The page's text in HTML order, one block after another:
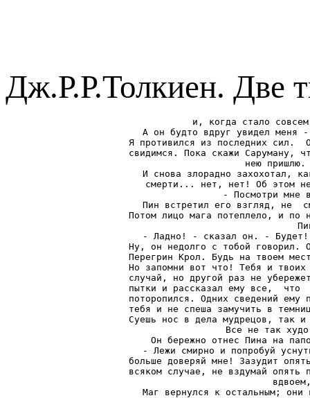
Дж.Р.Р.Толкиен. Две
и, когда стало
А он будто вдруг увидел меня
Я противился из последних сил.
свидимся. Пока скажи Саруману,
нею
И снова злорадно захохотал,
смерти... нет, нет! Об этом
- Посмотри мне
Пин встретил его взгляд, не
Потом лицо мага потеплело, и по
- Ладно! - сказал он. -
Ну, он недолго с тобой говорил.
Перегрин Крол. Будь на твоем
Но запомни вот что! Тебя и
случай, но другой раз не
пытки и рассказал ему все,
поторопился. Одних сведений ему
тебя и не спеша замучить в
Суешь нос в дела мудрецов, так
Все не так
Он бережно отнес Пина на
- Лежи смирно и попробуй
больше доверяй мне! Зазудит
всяком случае, не вздумай опять
Маг вернулся к остальным; они